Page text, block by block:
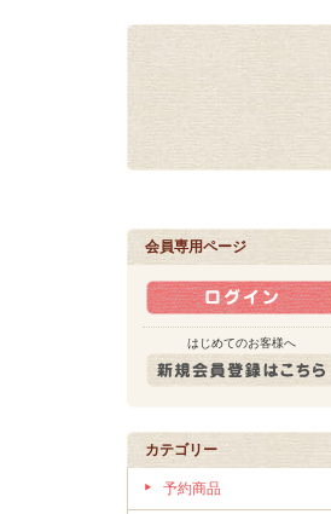
会員専用ページ
はじめてのお客様へ
カテゴリー
予約商品